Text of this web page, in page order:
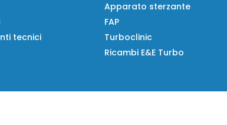
tecnici
Apparato sterzante
FAP
Turboclinic
Ricambi E&E Turbo